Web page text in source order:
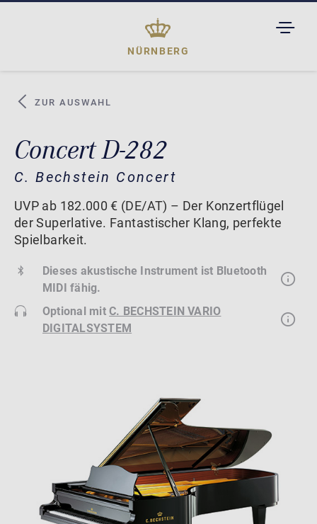
NÜRNBERG
ZUR AUSWAHL
Concert D-282
C. Bechstein Concert
UVP ab 182.000 € (DE/AT) – Der Konzertflügel
der Superlative. Fantastischer Klang, perfekte
Spielbarkeit.
Dieses akustische Instrument ist Bluetooth
MIDI fähig.
Optional mitC. BECHSTEIN VARIO
DIGITALSYSTEM